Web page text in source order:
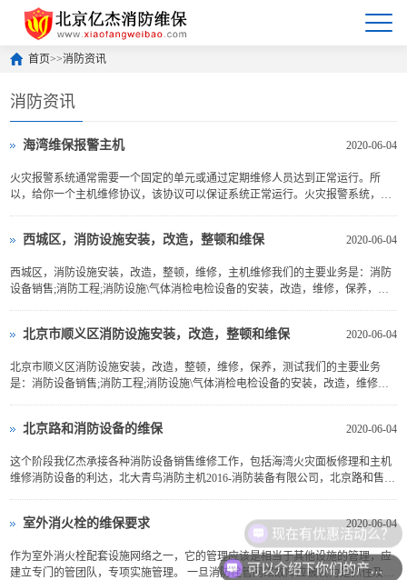
首页>>消防资讯
消防资讯
2020-06-04
海湾维保报警主机
火灾报警系统通常需要一个固定的单元或通过定期维修人员达到正常运行。所
以，给你一个主机维修协议，该协议可以保证系统正常运行。火灾报警系统，火
2020-06-04
西城区，消防设施安装，改造，整顿和维保
西城区，消防设施安装，改造，整顿，维修，主机维修我们的主要业务是：消防
设备销售;消防工程;消防设施\气体消检电检设备的安装，改造，维修，保养，消
2020-06-04
北京市顺义区消防设施安装，改造，整顿和维保
北京市顺义区消防设施安装，改造，整顿，维修，保养，测试我们的主要业务
是：消防设备销售;消防工程;消防设施\气体消检电检设备的安装，改造，维修，
2020-06-04
北京路和消防设备的维保
这个阶段我亿杰承接各种消防设备销售维修工作，包括海湾火灾面板修理和主机
维修消防设备的利达，北大青鸟消防主机2016-消防装备有限公司，北京路和售后
2020-06-04
室外消火栓的维保要求
作为室外消火栓配套设施网络之一，它的管理应该是相当于其他设施的管理，应
建立专门的管团队，专项实施管理。 一旦消防栓管网络故障应被视为是抓住及时
可以介绍下你们的产品么？
现在有优惠活动么？